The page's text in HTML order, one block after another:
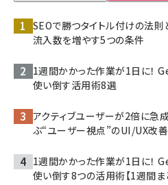
SEOで勝つタイトル付けの法則
流入数を増やす5つの条件
1週間かかった作業が1日に
使い倒す活用術8選
アクティブユーザーが2倍に急
ぶ“ユーザー視点”のUI/UX改善
1週間かかった作業が1日に
使い倒す8つの活用術【1週間ま